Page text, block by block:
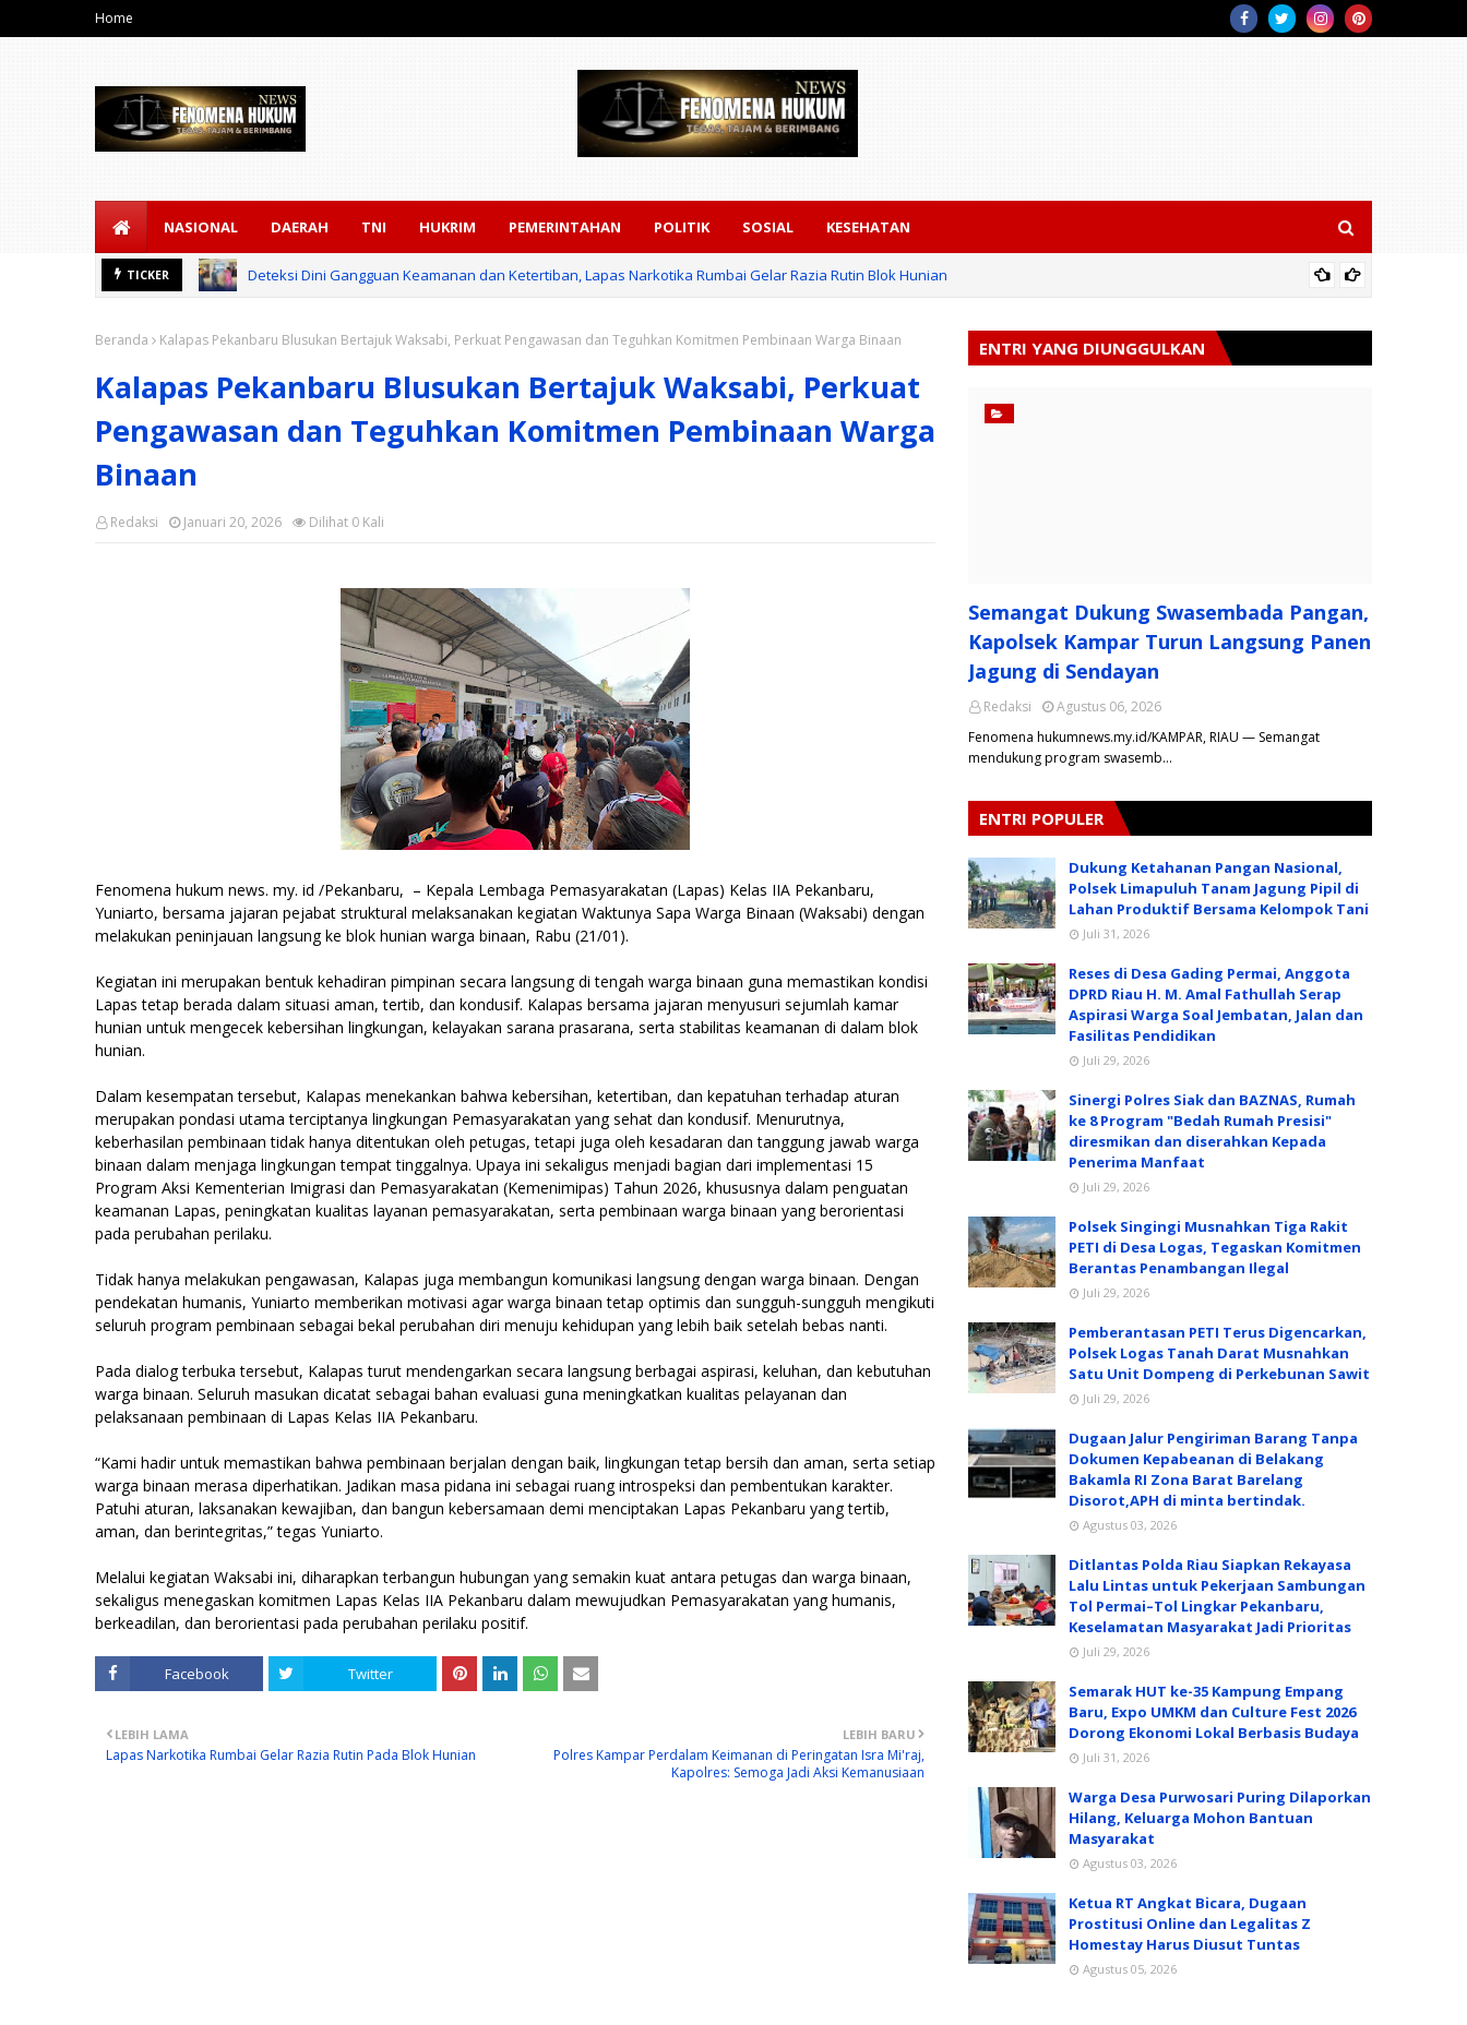
Home
NASIONAL DAERAH TNI HUKRIM PEMERINTAHAN POLITIK SOSIAL KESEHATAN
TICKER Deteksi Dini Gangguan Keamanan dan Ketertiban, Lapas Narkotika Rumbai Gelar Razia Rutin Blok Hunian
Beranda Kalapas Pekanbaru Blusukan Bertajuk Waksabi, Perkuat Pengawasan dan Teguhkan Komitmen Pembinaan Warga Binaan
Kalapas Pekanbaru Blusukan Bertajuk Waksabi, Perkuat
Pengawasan dan Teguhkan Komitmen Pembinaan Warga
Binaan
Redaksi Dilihat 0 Kali
Januari 20, 2026
Fenomena hukum news. my. id /Pekanbaru, – Kepala Lembaga Pemasyarakatan (Lapas) Kelas IIA Pekanbaru,
Yuniarto, bersama jajaran pejabat struktural melaksanakan kegiatan Waktunya Sapa Warga Binaan (Waksabi) dengan
melakukan peninjauan langsung ke blok hunian warga binaan, Rabu (21/01).
Kegiatan ini merupakan bentuk kehadiran pimpinan secara langsung di tengah warga binaan guna memastikan kondisi
Lapas tetap berada dalam situasi aman, tertib, dan kondusif. Kalapas bersama jajaran menyusuri sejumlah kamar
hunian untuk mengecek kebersihan lingkungan, kelayakan sarana prasarana, serta stabilitas keamanan di dalam blok
hunian.
Dalam kesempatan tersebut, Kalapas menekankan bahwa kebersihan, ketertiban, dan kepatuhan terhadap aturan
merupakan pondasi utama terciptanya lingkungan Pemasyarakatan yang sehat dan kondusif. Menurutnya,
keberhasilan pembinaan tidak hanya ditentukan oleh petugas, tetapi juga oleh kesadaran dan tanggung jawab warga
binaan dalam menjaga lingkungan tempat tinggalnya. Upaya ini sekaligus menjadi bagian dari implementasi 15
Program Aksi Kementerian Imigrasi dan Pemasyarakatan (Kemenimipas) Tahun 2026, khususnya dalam penguatan
keamanan Lapas, peningkatan kualitas layanan pemasyarakatan, serta pembinaan warga binaan yang berorientasi
pada perubahan perilaku.
Tidak hanya melakukan pengawasan, Kalapas juga membangun komunikasi langsung dengan warga binaan. Dengan
pendekatan humanis, Yuniarto memberikan motivasi agar warga binaan tetap optimis dan sungguh-sungguh mengikuti
seluruh program pembinaan sebagai bekal perubahan diri menuju kehidupan yang lebih baik setelah bebas nanti.
Pada dialog terbuka tersebut, Kalapas turut mendengarkan secara langsung berbagai aspirasi, keluhan, dan kebutuhan
warga binaan. Seluruh masukan dicatat sebagai bahan evaluasi guna meningkatkan kualitas pelayanan dan
pelaksanaan pembinaan di Lapas Kelas IIA Pekanbaru.
“Kami hadir untuk memastikan bahwa pembinaan berjalan dengan baik, lingkungan tetap bersih dan aman, serta setiap
warga binaan merasa diperhatikan. Jadikan masa pidana ini sebagai ruang introspeksi dan pembentukan karakter.
Patuhi aturan, laksanakan kewajiban, dan bangun kebersamaan demi menciptakan Lapas Pekanbaru yang tertib,
aman, dan berintegritas,” tegas Yuniarto.
Melalui kegiatan Waksabi ini, diharapkan terbangun hubungan yang semakin kuat antara petugas dan warga binaan,
sekaligus menegaskan komitmen Lapas Kelas IIA Pekanbaru dalam mewujudkan Pemasyarakatan yang humanis,
berkeadilan, dan berorientasi pada perubahan perilaku positif.
Facebook Twitter
LEBIH BARU
Polres Kampar Perdalam Keimanan di Peringatan Isra Mi'raj,
Kapolres: Semoga Jadi Aksi Kemanusiaan
LEBIH LAMA
Lapas Narkotika Rumbai Gelar Razia Rutin Pada Blok Hunian
ENTRI YANG DIUNGGULKAN
Semangat Dukung Swasembada Pangan,
Kapolsek Kampar Turun Langsung Panen
Jagung di Sendayan
Redaksi
Agustus 06, 2026
Fenomena hukumnews.my.id/KAMPAR, RIAU — Semangat
mendukung program swasemb…
ENTRI POPULER
Dukung Ketahanan Pangan Nasional,
Polsek Limapuluh Tanam Jagung Pipil di
Lahan Produktif Bersama Kelompok Tani
Juli 31, 2026
Reses di Desa Gading Permai, Anggota
DPRD Riau H. M. Amal Fathullah Serap
Aspirasi Warga Soal Jembatan, Jalan dan
Fasilitas Pendidikan
Juli 29, 2026
Sinergi Polres Siak dan BAZNAS, Rumah
ke 8 Program "Bedah Rumah Presisi"
diresmikan dan diserahkan Kepada
Penerima Manfaat
Juli 29, 2026
Polsek Singingi Musnahkan Tiga Rakit
PETI di Desa Logas, Tegaskan Komitmen
Berantas Penambangan Ilegal
Juli 29, 2026
Pemberantasan PETI Terus Digencarkan,
Polsek Logas Tanah Darat Musnahkan
Satu Unit Dompeng di Perkebunan Sawit
Juli 29, 2026
Dugaan Jalur Pengiriman Barang Tanpa
Dokumen Kepabeanan di Belakang
Bakamla RI Zona Barat Barelang
Disorot,APH di minta bertindak.
Agustus 03, 2026
Ditlantas Polda Riau Siapkan Rekayasa
Lalu Lintas untuk Pekerjaan Sambungan
Tol Permai–Tol Lingkar Pekanbaru,
Keselamatan Masyarakat Jadi Prioritas
Juli 29, 2026
Semarak HUT ke-35 Kampung Empang
Baru, Expo UMKM dan Culture Fest 2026
Dorong Ekonomi Lokal Berbasis Budaya
Juli 31, 2026
Warga Desa Purwosari Puring Dilaporkan
Hilang, Keluarga Mohon Bantuan
Masyarakat
Agustus 03, 2026
Ketua RT Angkat Bicara, Dugaan
Prostitusi Online dan Legalitas Z
Homestay Harus Diusut Tuntas
Agustus 05, 2026